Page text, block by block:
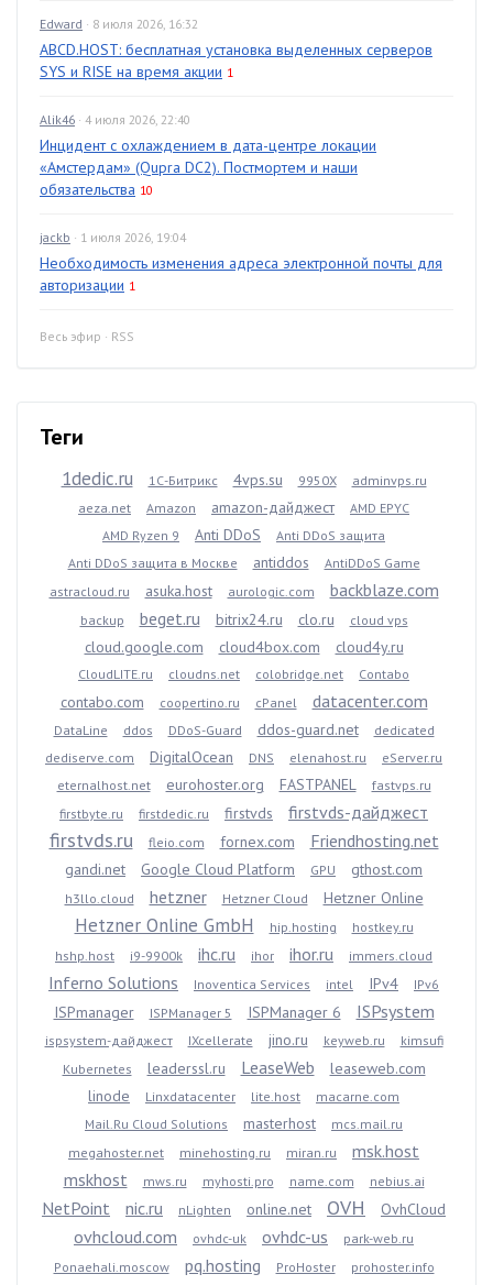
Edward · 8 июля 2026, 16:32
ABCD.HOST: бесплатная установка выделенных серверов
SYS и RISE на время акции 1
Alik46 · 4 июля 2026, 22:40
Инцидент с охлаждением в дата-центре локации
«Амстердам» (Qupra DC2). Постмортем и наши
обязательства 10
jackb · 1 июля 2026, 19:04
Необходимость изменения адреса электронной почты для
авторизации 1
Весь эфир · RSS
Теги
1dedic.ru 1С-Битрикс 4vps.su 9950X
adminvps.ru
aeza.net
Amazon amazon-дайджест
AMD EPYC
AMD Ryzen 9
Anti DDoS
Anti DDoS защита
Anti DDoS защита в Москве
antiddos
AntiDDoS Game
astracloud.ru
asuka.host aurologic.com backblaze.com
backup beget.ru bitrix24.ru clo.ru cloud vps
cloud.google.com cloud4box.com cloud4y.ru
CloudLITE.ru cloudns.net colobridge.net Contabo
contabo.com coopertino.ru cPanel datacenter.com
DataLine ddos DDoS-Guard ddos-guard.net
dedicated
dediserve.com
DigitalOcean DNS elenahost.ru
eServer.ru
eternalhost.net
eurohoster.org FASTPANEL
fastvps.ru
firstbyte.ru
firstdedic.ru firstvds firstvds-дайджест
firstvds.ru fleio.com fornex.com Friendhosting.net
gandi.net Google Cloud Platform GPU gthost.com
h3llo.cloud hetzner Hetzner Cloud Hetzner Online
Hetzner Online GmbH hip.hosting
hostkey.ru
hshp.host
i9-9900k ihc.ru ihor ihor.ru immers.cloud
Inferno Solutions Inoventica Services intel IPv4 IPv6
ISPmanager ISPManager 5 ISPManager 6 ISPsystem
ispsystem-дайджест IXcellerate jino.ru keyweb.ru
kimsufi
Kubernetes
leaderssl.ru LeaseWeb
leaseweb.com
linode
Linxdatacenter lite.host
macarne.com
Mail.Ru Cloud Solutions
masterhost
mcs.mail.ru
megahoster.net
minehosting.ru miran.ru
msk.host
mskhost
mws.ru myhosti.pro name.com nebius.ai
NetPoint nic.ru nLighten online.net OVH OvhCloud
ovhcloud.com ovhdc-uk ovhdc-us
park-web.ru
Ponaehali.moscow
pq.hosting ProHoster prohoster.info